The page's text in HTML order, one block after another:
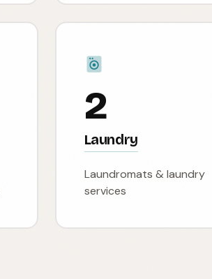
2
Laundry
Laundromats & laundry
services